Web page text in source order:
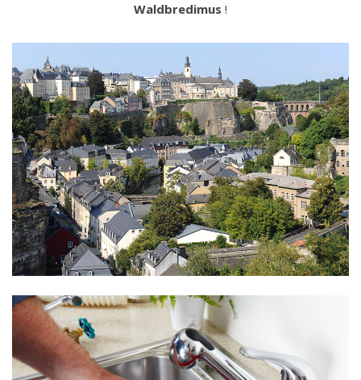
Waldbredimus !